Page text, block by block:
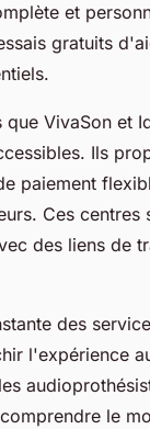
et
gratuits
VivaSon et
Ils
paiement
Ces centres
des liens de
des
l'expérience
le